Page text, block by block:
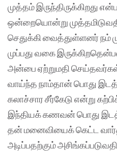
முத்தம் இருந்திருக்கிறது
ஒன்றையொன்று
செதுக்கி வைத்துள்ளனர் நம்
முப்பது வகை
அன்பை ஏற்றுமதி
வாய்ந்த நாம்தான் பொது
கலாச்சார சீர்கேடு என்று
இந்தியக் கணவன் பொது
தன் மனைவியைக் கெட்ட
அடிப்பதற்கும்